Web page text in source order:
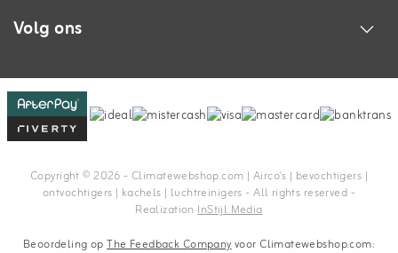
Volg ons
Copyright © 2026 - Climatewebshop.com | Airco's | bevochtigers |
ontvochtigers | kachels | luchtreinigers - All rights reserved -
RealizationInStijl Media
Beoordeling opThe Feedback Companyvoor Climatewebshop.com: